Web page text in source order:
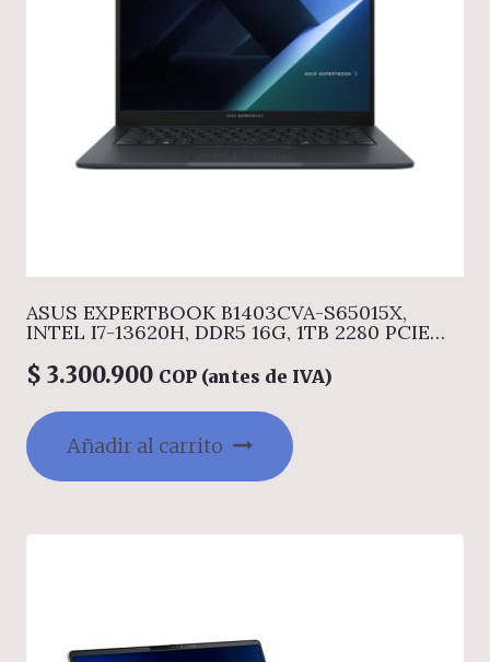
ASUS EXPERTBOOK B1403CVA-S65015X,
INTEL I7-13620H, DDR5 16G, 1TB 2280 PCIE
$ 3.300.900 COP (antes de IVA)
Añadir al carrito